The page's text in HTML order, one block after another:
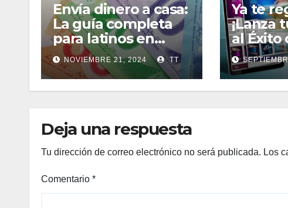
Envía dinero a casa:
La guía completa
para latinos en
Canadá
NOVIEMBRE 21, 2024 TT
Ya te
¡Lanza
al Éxito
Gratis!
Deja una respuesta
Tu dirección de correo electrónico no será publicada. Los
Comentario *